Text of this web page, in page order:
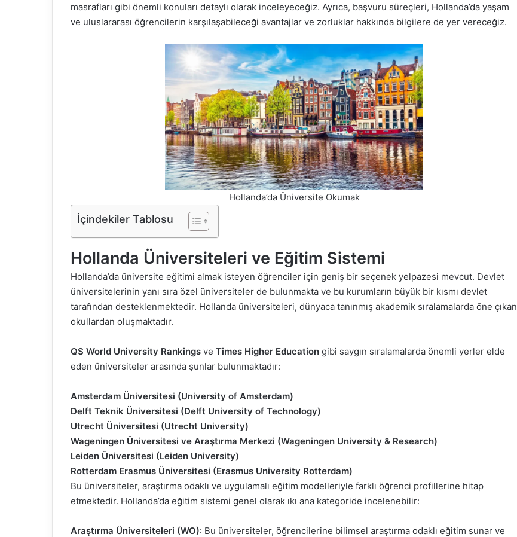
masrafları gibi önemli konuları detaylı olarak inceleyeceğiz. Ayrıca, başvuru süreçleri, Hollanda’da yaşam
ve uluslararası öğrencilerin karşılaşabileceği avantajlar ve zorluklar hakkında bilgilere de yer vereceğiz.
Hollanda’da Üniversite Okumak
İçindekiler Tablosu
Hollanda Üniversiteleri ve Eğitim Sistemi
Hollanda’da üniversite eğitimi almak isteyen öğrenciler için geniş bir seçenek yelpazesi mevcut. Devlet
üniversitelerinin yanı sıra özel üniversiteler de bulunmakta ve bu kurumların büyük bir kısmı devlet
tarafından desteklenmektedir. Hollanda üniversiteleri, dünyaca tanınmış akademik sıralamalarda öne çıkan
okullardan oluşmaktadır.
QS World University Rankings ve Times Higher Education gibi saygın sıralamalarda önemli yerler elde
eden üniversiteler arasında şunlar bulunmaktadır:
Amsterdam Üniversitesi (University of Amsterdam)
Delft Teknik Üniversitesi (Delft University of Technology)
Utrecht Üniversitesi (Utrecht University)
Wageningen Üniversitesi ve Araştırma Merkezi (Wageningen University & Research)
Leiden Üniversitesi (Leiden University)
Rotterdam Erasmus Üniversitesi (Erasmus University Rotterdam)
Bu üniversiteler, araştırma odaklı ve uygulamalı eğitim modelleriyle farklı öğrenci profillerine hitap
etmektedir. Hollanda’da eğitim sistemi genel olarak ıkı ana kategoride incelenebilir:
Araştırma Üniversiteleri (WO): Bu üniversiteler, öğrencilerine bilimsel araştırma odaklı eğitim sunar ve